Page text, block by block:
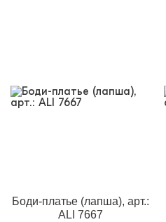
Боди-платье (лапша), арт.:
ALI 7667